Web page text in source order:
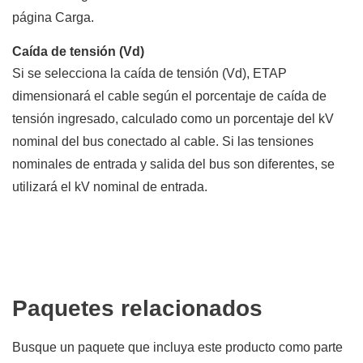
página Carga.
Caída de tensión (Vd)
Si se selecciona la caída de tensión (Vd), ETAP
dimensionará el cable según el porcentaje de caída de
tensión ingresado, calculado como un porcentaje del kV
nominal del bus conectado al cable. Si las tensiones
nominales de entrada y salida del bus son diferentes, se
utilizará el kV nominal de entrada.
Paquetes relacionados
Busque un paquete que incluya este producto como parte